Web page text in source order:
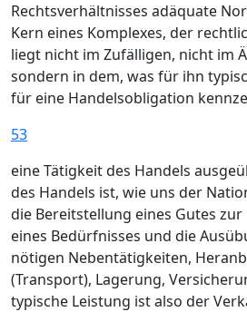
Rechtsverhältnisses adäquate
Kern eines Komplexes, der
liegt nicht im Zufälligen, nicht im
sondern in dem, was für ihn
für eine Handelsobligation
53
eine Tätigkeit des Handels
des Handels ist, wie uns der
die Bereitstellung eines Gutes
eines Bedürfnisses und die
nötigen Nebentätigkeiten,
(Transport), Lagerung,
typische Leistung ist also der